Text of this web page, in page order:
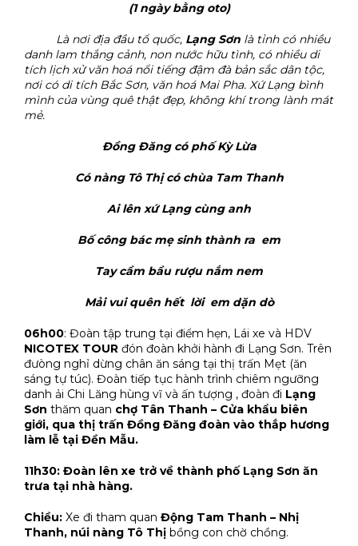
(1 ngày bằng oto)
Là nơi địa đầu tổ quốc, Lạng Sơn là tỉnh có nhiều
danh lam thắng cảnh, non nước hữu tình, có nhiều di
tích lịch xử văn hoá nổi tiếng đậm đà bản sắc dân tộc,
nơi có di tích Bắc Sơn, văn hoá Mai Pha. Xứ Lạng bình
mình của vùng quê thật đẹp, không khí trong lành mát
mẻ.
Đồng Đăng có phố Kỳ Lừa
Có nàng Tô Thị có chùa Tam Thanh
Ai lên xứ Lạng cùng anh
Bố công bác mẹ sinh thành ra em
Tay cầm bầu rượu nắm nem
Mải vui quên hết lời em dặn dò
06h00: Đoàn tập trung tại điểm hẹn, Lái xe và HDV
NICOTEX TOUR đón đoàn khởi hành đi Lạng Sơn. Trên
đưòng nghỉ dừng chân ăn sáng tại thị trấn Mẹt (ăn
sáng tự túc). Đoàn tiếp tục hành trình chiêm ngưỡng
danh ải Chi Lăng hùng vĩ và ấn tượng , đoàn đi Lạng
Sơn thăm quan chợ Tân Thanh – Cửa khẩu biên
giới, qua thị trấn Đồng Đăng đoàn vào thắp hương
làm lễ tại Đền Mẫu.
11h30: Đoàn lên xe trở về thành phố Lạng Sơn ăn
trưa tại nhà hàng.
Chiều: Xe đi tham quan Động Tam Thanh – Nhị
Thanh, núi nàng Tô Thị bồng con chờ chồng.